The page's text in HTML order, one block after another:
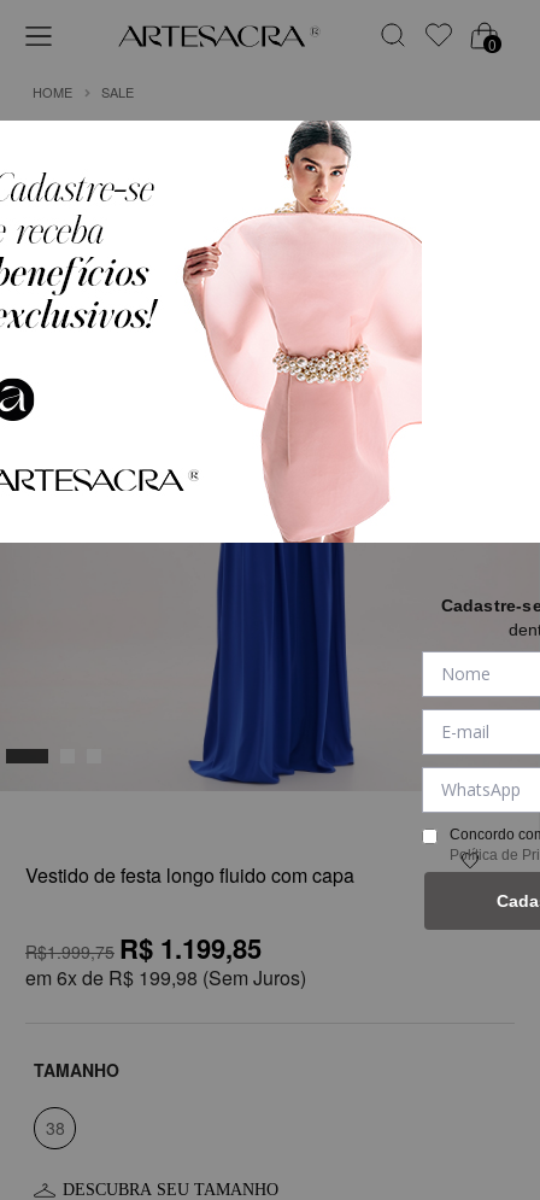
0
HOME SALE
1
Vestido de festa longo fluido com capa
R$1.999,75 R$ 1.199,85
em 6x de R$ 199,98 (Sem Juros)
TAMANHO
38
DESCUBRA SEU TAMANHO
Cadastre-
Concordo
Política de